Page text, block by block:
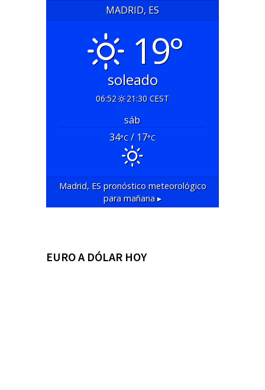
MADRID, ES
19°
soleado
06:52 21:30 CEST
sáb
34°C/ 17°C
Madrid, ESpronóstico meteorológico
para mañana ▸
EURO A DÓLAR HOY